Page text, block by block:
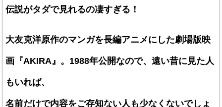
伝説がタダで見れるの凄すぎる！
大友克洋原作のマンガを長編アニメにした劇場版映
画『AKIRA』。1988年公開なので、遠い昔に見た人
もいれば、
名前だけで内容をご存知ない人も少なくないでしょ